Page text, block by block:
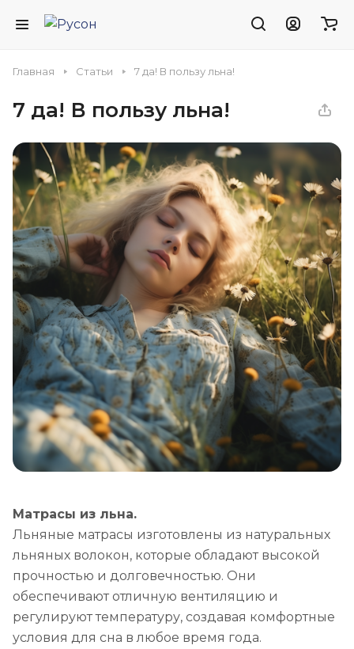
Главная Статьи 7 да! В пользу льна!
7 да! В пользу льна!
Матрасы из льна.
Льняные матрасы изготовлены из натуральных
льняных волокон, которые обладают высокой
прочностью и долговечностью. Они
обеспечивают отличную вентиляцию и
регулируют температуру, создавая комфортные
условия для сна в любое время года.